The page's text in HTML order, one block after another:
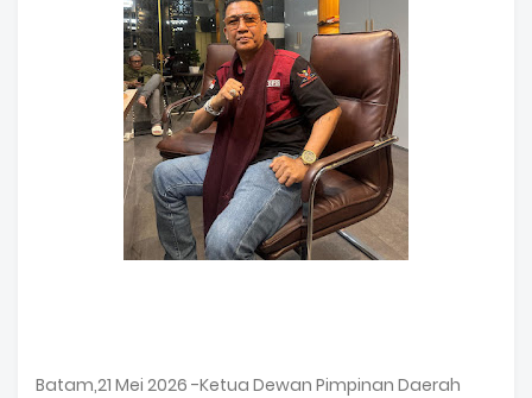
Batam,21 Mei 2026 -Ketua Dewan Pimpinan Daerah